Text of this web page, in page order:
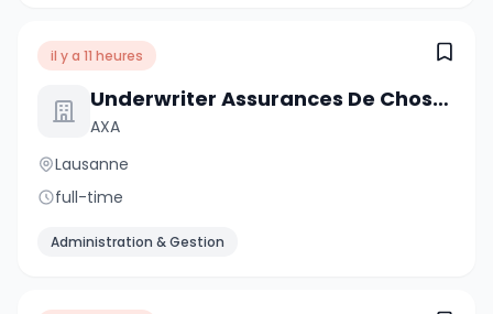
il y a 11 heures
Underwriter Assurances De Choses - Clientèle Privée, 50-60%
AXA
Lausanne
full-time
Administration & Gestion